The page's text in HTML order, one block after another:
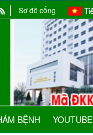
BỆNH YOUTUBE
Sơ đồ cổng